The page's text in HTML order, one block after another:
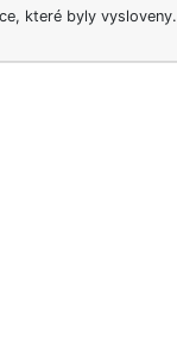
které byly vysloveny.